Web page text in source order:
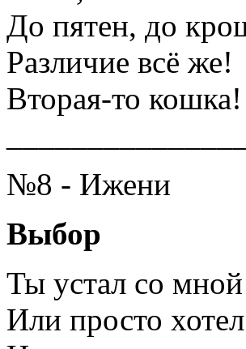
До пятен, до
Различие всё же!
Вторая-то кошка!
№8 - Ижени
Выбор
Ты устал со
Или просто